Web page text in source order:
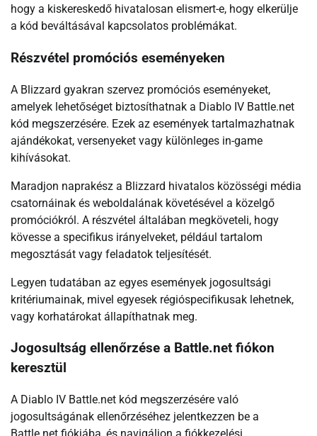
hogy a kiskereskedő hivatalosan elismert-e, hogy elkerülje
a kód beváltásával kapcsolatos problémákat.
Részvétel promóciós eseményeken
A Blizzard gyakran szervez promóciós eseményeket,
amelyek lehetőséget biztosíthatnak a Diablo IV Battle.net
kód megszerzésére. Ezek az események tartalmazhatnak
ajándékokat, versenyeket vagy különleges in-game
kihívásokat.
Maradjon naprakész a Blizzard hivatalos közösségi média
csatornáinak és weboldalának követésével a közelgő
promóciókról. A részvétel általában megköveteli, hogy
kövesse a specifikus irányelveket, például tartalom
megosztását vagy feladatok teljesítését.
Legyen tudatában az egyes események jogosultsági
kritériumainak, mivel egyesek régióspecifikusak lehetnek,
vagy korhatárokat állapíthatnak meg.
Jogosultság ellenőrzése a Battle.net fiókon
keresztül
A Diablo IV Battle.net kód megszerzésére való
jogosultságának ellenőrzéséhez jelentkezzen be a